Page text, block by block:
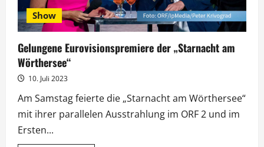
Show
Gelungene Eurovisionspremiere der „Starnacht am
Wörthersee“
10. Juli 2023
Am Samstag feierte die „Starnacht am Wörthersee“
mit ihrer parallelen Ausstrahlung im ORF 2 und im
Ersten...